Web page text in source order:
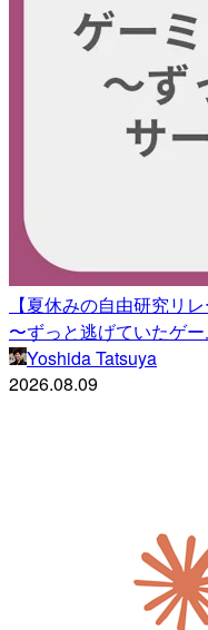
【夏休みの自由研究リ
〜ずっと逃げていたゲ
Yoshida Tatsuya
2026.08.09